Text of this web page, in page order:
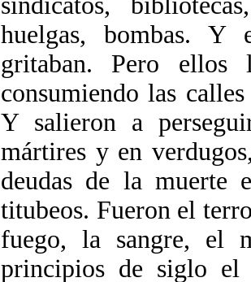
huelgas, bombas. Y
gritaban. Pero
consumiendo las
Y salieron a
mártires y en
deudas de la muerte
titubeos. Fueron el
fuego, la sangre, el
principios de siglo el